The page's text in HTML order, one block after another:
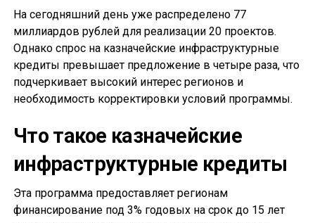
На сегодняшний день уже распределено 77
миллиардов рублей для реализации 20 проектов.
Однако спрос на казначейские инфраструктурные
кредиты превышает предложение в четыре раза, что
подчеркивает высокий интерес регионов и
необходимость корректировки условий программы.
Что такое казначейские
инфраструктурные кредиты
Эта программа предоставляет регионам
финансирование под 3% годовых на срок до 15 лет